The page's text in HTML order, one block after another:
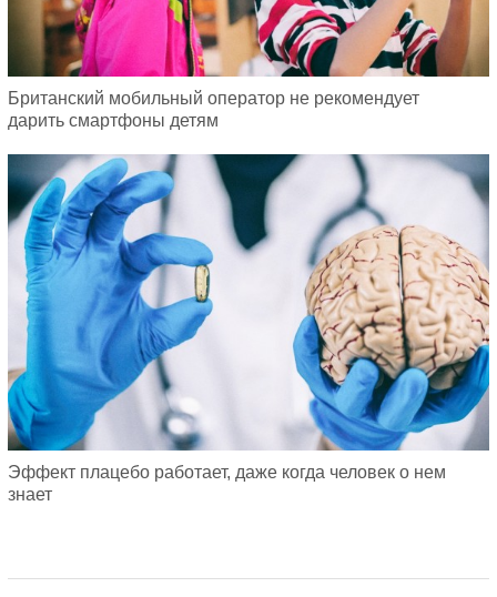
Британский мобильный оператор не рекомендует
дарить смартфоны детям
Эффект плацебо работает, даже когда человек о нем
знает